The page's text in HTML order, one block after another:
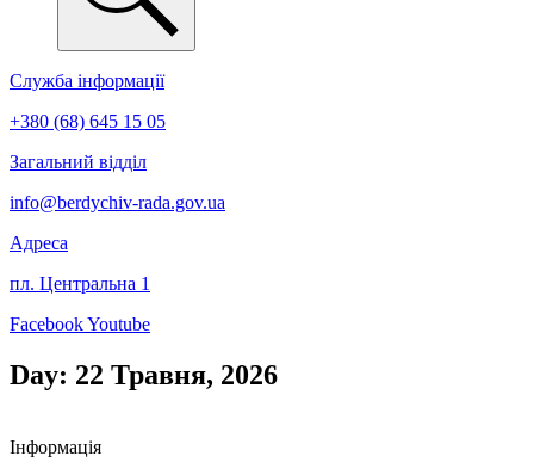
Служба інформації
+380 (68) 645 15 05
Загальний відділ
info@berdychiv-rada.gov.ua
Адреса
пл. Центральна 1
FacebookYoutube
Day: 22 Травня, 2026
Інформація